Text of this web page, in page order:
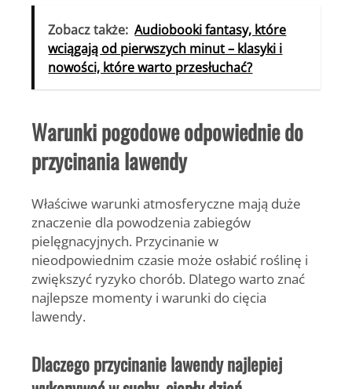
Zobacz także: Audiobooki fantasy, które
wciągają od pierwszych minut – klasyki i
nowości, które warto przesłuchać?
Warunki pogodowe odpowiednie do
przycinania lawendy
Właściwe warunki atmosferyczne mają duże
znaczenie dla powodzenia zabiegów
pielęgnacyjnych. Przycinanie w
nieodpowiednim czasie może osłabić roślinę i
zwiększyć ryzyko chorób. Dlatego warto znać
najlepsze momenty i warunki do cięcia
lawendy.
Dlaczego przycinanie lawendy najlepiej